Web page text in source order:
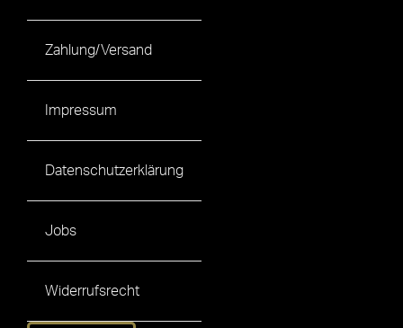
Zahlung/Versand
Impressum
Datenschutzerklärung
Jobs
Widerrufsrecht